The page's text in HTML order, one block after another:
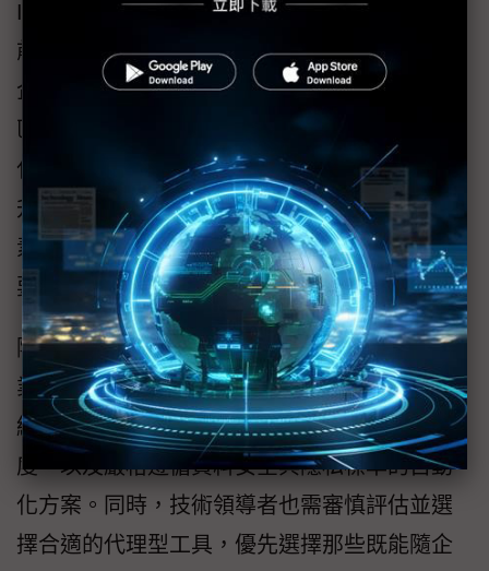
IDC亞太區助理副總裁Deepika Giri表示，在當
前充滿不確定性的環境中，成為以AI為核心的
企業已不再是選項，而是必須的策略。整個地
區的企業正大規模擁抱代理型AI與代理自動
化。顯而易見，許多企業領導者已看見其在提
升生產力、創新與成長方面的潛力，而這些因
素將是企業在面對未來衝擊時建立韌性的關鍵
要素。
隨著台灣企業積極採用代理型AI解決方案，企
業領導者必須優先建構透明的人機協作生態系
統，同時導入具備完善治理架構、決策透明
度，以及嚴格遵循資料安全與隱私標準的自動
化方案。同時，技術領導者也需審慎評估並選
擇合適的代理型工具，優先選擇那些既能隨企